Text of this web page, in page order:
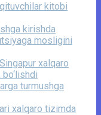
kitobi
kirishda
mosligini
xalqaro
turmushga
xalqaro tizimda